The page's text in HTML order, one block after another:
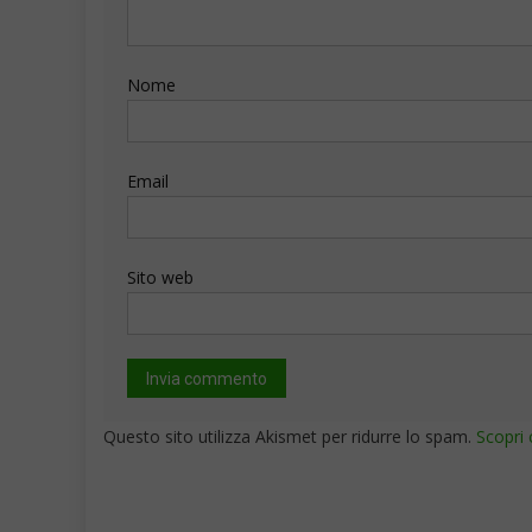
Nome
Email
Sito web
Questo sito utilizza Akismet per ridurre lo spam. Scopri